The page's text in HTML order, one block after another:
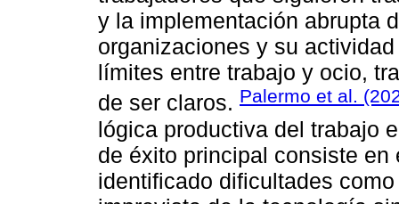
y la implementación abrupta
organizaciones y su
límites entre trabajo y ocio,
de ser claros. Palermo et al.
lógica productiva del trabajo
de éxito principal consiste
identificado dificultades